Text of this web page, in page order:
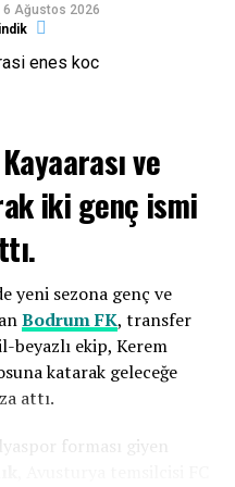
arkadaşları ve
Hep beraber belki
çok büyük işler
ama ikinci
giriş yapmayı amaçlıyor.
iyi transferler
FK
geçirdik, verimli bir
6 Ağustos 2026
ve
iki genç ismi
yeni sezona genç ve
Bodrum FK, transfer
beyazlı ekip, Kerem
katarak geleceğe
attı.
forması giyen